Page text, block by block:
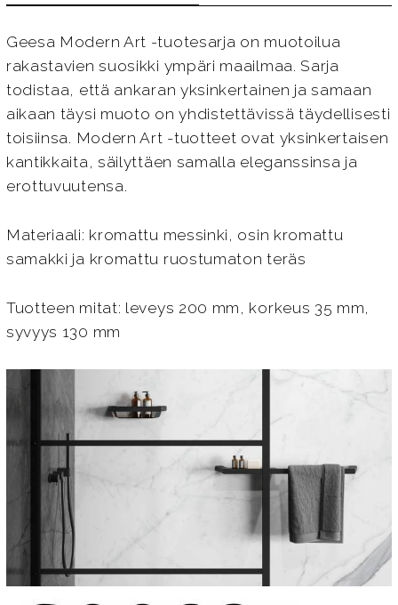
Geesa Modern Art -tuotesarja on muotoilua
rakastavien suosikki ympäri maailmaa. Sarja
todistaa, että ankaran yksinkertainen ja samaan
aikaan täysi muoto on yhdistettävissä täydellisesti
toisiinsa. Modern Art -tuotteet ovat yksinkertaisen
kantikkaita, säilyttäen samalla eleganssinsa ja
erottuvuutensa.
Materiaali: kromattu messinki, osin kromattu
samakki ja kromattu ruostumaton teräs
Tuotteen mitat: leveys 200 mm, korkeus 35 mm,
syvyys 130 mm